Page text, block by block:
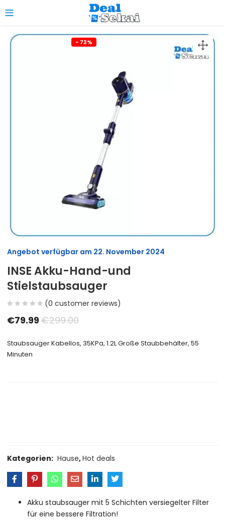
- 73%
Angebot verfügbar am 22. November 2024
INSE Akku-Hand-und
Stielstaubsauger
(0 customer reviews)
€79.99€299.00
Staubsauger Kabellos, 35KPa, 1.2L Große Staubbehälter, 55
Minuten
Kategorien: Hause,Hot deals
Akku staubsauger mit 5 Schichten versiegelter Filter
für eine bessere Filtration!